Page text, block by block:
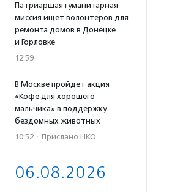
Патриаршая гуманитарная
миссия ищет волонтеров для
ремонта домов в Донецке
и Горловке
12:59
В Москве пройдет акция
«Кофе для хорошего
мальчика» в поддержку
бездомных животных
10:52 · Прислано НКО
06.08.2026